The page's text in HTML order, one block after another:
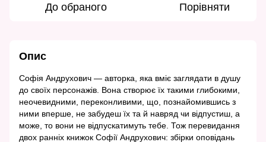
До обраного Порівняти
Опис
Софія Андрухович — авторка, яка вміє заглядати в душу
до своїх персонажів. Вона створює їх такими глибокими,
неочевидними, переконливими, що, познайомившись з
ними вперше, не забудеш їх та й навряд чи відпустиш, а
може, то вони не відпускатимуть тебе. Тож перевидання
двох ранніх книжок Софії Андрухович: збірки оповідань